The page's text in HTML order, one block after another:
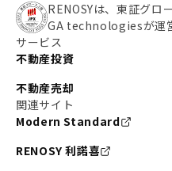
RENOSYは、東証グロ
GA technologiesが運
サービス
不動産投資
不動産売却
関連サイト
Modern Standard
RENOSY 利諾喜